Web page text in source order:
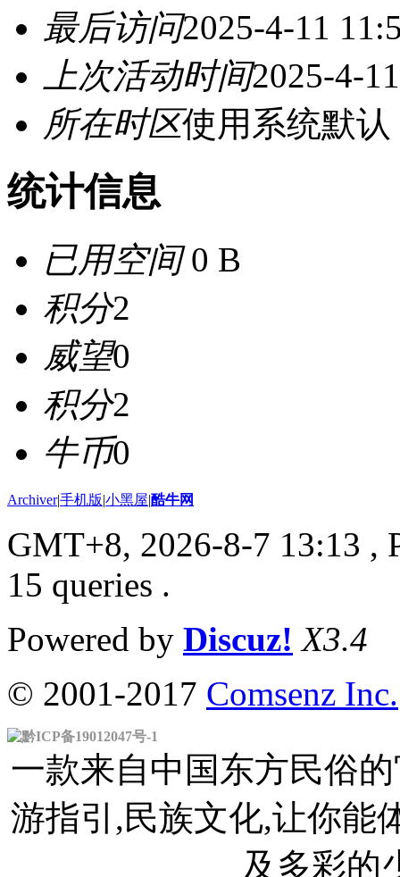
最后访问2025-4-11
上次活动时间2025-4-
所在时区使用系统默认
统计信息
已用空间0 B
积分2
威望0
积分2
牛币0
Archiver|手机版|小黑屋|酷牛网
GMT+8, 2026-8-7 13:13 ,
15 queries .
Powered by Discuz! X3.4
© 2001-2017 Comsenz Inc.
黔ICP备19012047号-1
一款来自中国东方民俗
游指引,民族文化,让你能
及多彩的